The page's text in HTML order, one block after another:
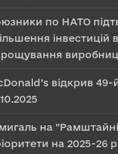
по НАТО
інвестицій
відкрив
на
на 2025-26